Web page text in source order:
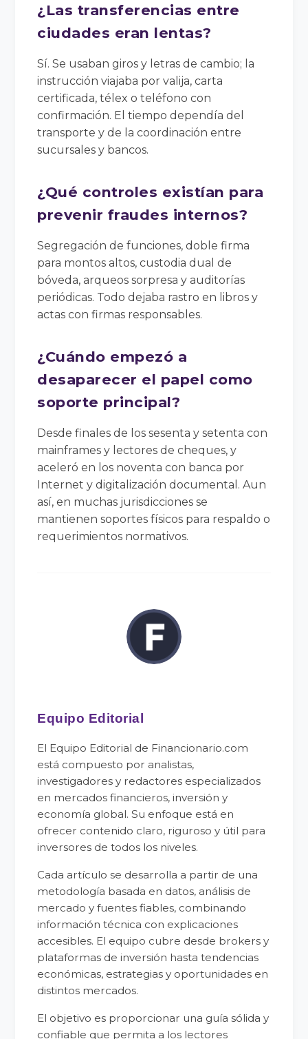
¿Las transferencias entre
ciudades eran lentas?
Sí. Se usaban giros y letras de cambio; la
instrucción viajaba por valija, carta
certificada, télex o teléfono con
confirmación. El tiempo dependía del
transporte y de la coordinación entre
sucursales y bancos.
¿Qué controles existían para
prevenir fraudes internos?
Segregación de funciones, doble firma
para montos altos, custodia dual de
bóveda, arqueos sorpresa y auditorías
periódicas. Todo dejaba rastro en libros y
actas con firmas responsables.
¿Cuándo empezó a
desaparecer el papel como
soporte principal?
Desde finales de los sesenta y setenta con
mainframes y lectores de cheques, y
aceleró en los noventa con banca por
Internet y digitalización documental. Aun
así, en muchas jurisdicciones se
mantienen soportes físicos para respaldo o
requerimientos normativos.
Equipo Editorial
El Equipo Editorial de Financionario.com
está compuesto por analistas,
investigadores y redactores especializados
en mercados financieros, inversión y
economía global. Su enfoque está en
ofrecer contenido claro, riguroso y útil para
inversores de todos los niveles.
Cada artículo se desarrolla a partir de una
metodología basada en datos, análisis de
mercado y fuentes fiables, combinando
información técnica con explicaciones
accesibles. El equipo cubre desde brokers y
plataformas de inversión hasta tendencias
económicas, estrategias y oportunidades en
distintos mercados.
El objetivo es proporcionar una guía sólida y
confiable que permita a los lectores